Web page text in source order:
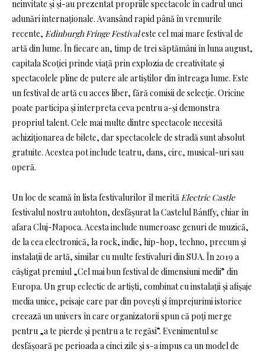
neinvitate și și-au prezentat propriile spectacole în cadrul unei
adunări internaționale. Avansând rapid până în vremurile
recente, Edinburgh Fringe Festivaleste cel mai mare festival de
artă din lume. În fiecare an, timp de trei săptămâni în luna august,
capitala Scoției prinde viață prin explozia de creativitate și
spectacolele pline de putere ale artiștilor din întreaga lume. Este
un festival de artă cu acces liber, fără comisii de selecție. Oricine
poate participa și interpreta ceva pentru a-și demonstra
propriul talent. Cele mai multe dintre spectacole necesită
achiziționarea de bilete, dar spectacolele de stradă sunt absolut
gratuite. Acestea pot include teatru, dans, circ, musical-uri sau
operă.
Un loc de seamă în lista festivalurilor îl merităElectric Castle
festivalul nostru autohton, desfășurat la Castelul Bánffy, chiar în
afara Cluj-Napoca. Acesta include numeroase genuri de muzică,
de la cea electronică, la rock, indie, hip-hop, techno, precum și
instalații de artă, similar cu multe festivaluri din SUA. În 2019 a
câștigat premiul „Cel mai bun festival de dimensiuni medii” din
Europa. Un grup eclectic de artiști, combinat cu instalații și afișaje
media unice, peisaje care par din povești și împrejurimi istorice
creează un univers în care organizatorii spun că poți merge
pentru „a te pierde și pentru a te regăsi”. Evenimentul se
desfășoară pe perioada a cinci zile și s-a impus ca un model de